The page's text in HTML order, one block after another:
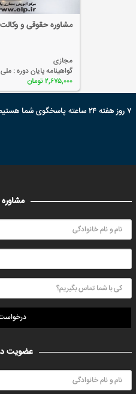
مشاوره حقوقی و وکالت
مجازی
گواهینامه پایان دوره : ملی
۲,۶۷۵,۰۰۰ تومان
۷ روز هفته ۲۴ ساعته پاسخگوی شما هستیم.
مشاوره
عضویت